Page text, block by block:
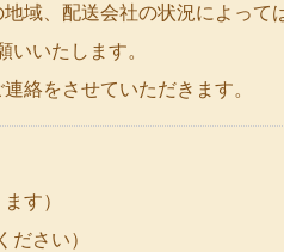
域、配送会社の状況によって
いたします。
絡をさせていただきます。
す）
ださい）